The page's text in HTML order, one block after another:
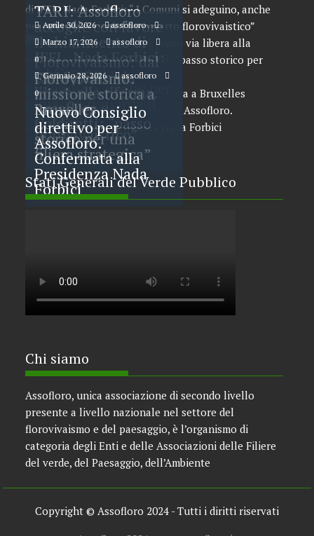
TARI: Assofloro
accoglie con favore
il chiarimento di
IFEL. Nada Forbici:
“ I Comuni si
adeguino, anche per
quanto riguarda il
comparto
florovivaistico”
Aprile 30, 2026
assofloro
0
Florovivaismo: dal
CDM primo via
libera alla riforma.
Assofloro e
Coldiretti: “passo
storico per una
filiera strategica”
Marzo 17, 2026
assofloro
0
Florovivaismo:
missione storica a
Bruxelles
Gennaio 28, 2026
assofloro
0
Nuovo Consiglio
direttivo per
Assofloro.
Confermata alla
Presidenza Nada
Forbici
Stati Generali del Verde Pubblico
Chi siamo
Assofloro, unica associazione di secondo livello
presente a livello nazionale nel settore del
florovivaismo e del paesaggio, è l’organismo di
categoria degli Enti e delle Associazioni delle Filiere
del verde, del Paesaggio, dell’Ambiente
Copyright © Assofloro 2024 - Tutti i diritti riservati